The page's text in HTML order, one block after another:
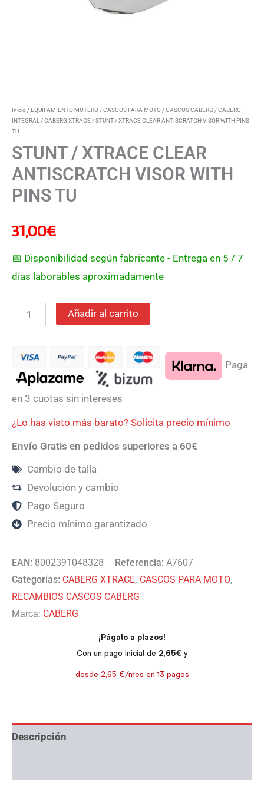
Inicio /EQUIPAMIENTO MOTERO /CASCOS PARA MOTO /CASCOS CABERG /CABERG
INTEGRAL /CABERG XTRACE / STUNT / XTRACE CLEAR ANTISCRATCH VISOR WITH PINS
TU
STUNT / XTRACE CLEAR
ANTISCRATCH VISOR WITH
PINS TU
31,00€
📅 Disponibilidad según fabricante - Entrega en 5 / 7
días laborables aproximadamente
Añadir al carrito
Paga
en 3 cuotas sin intereses
¿Lo has visto más barato? Solicita precio mínimo
Envío Gratis en pedidos superiores a 60€
Cambio de talla
Devolución y cambio
Pago Seguro
Precio mínimo garantizado
EAN: 8002391048328 Referencia: A7607
Categorías: CABERG XTRACE, CASCOS PARA MOTO,
RECAMBIOS CASCOS CABERG
Marca: CABERG
Descripción